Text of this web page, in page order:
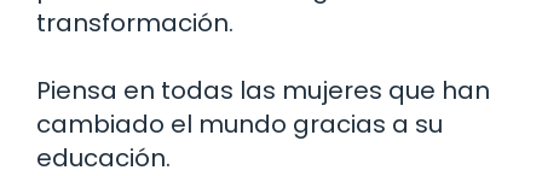
transformación.
Piensa en todas las mujeres que han
cambiado el mundo gracias a su
educación.